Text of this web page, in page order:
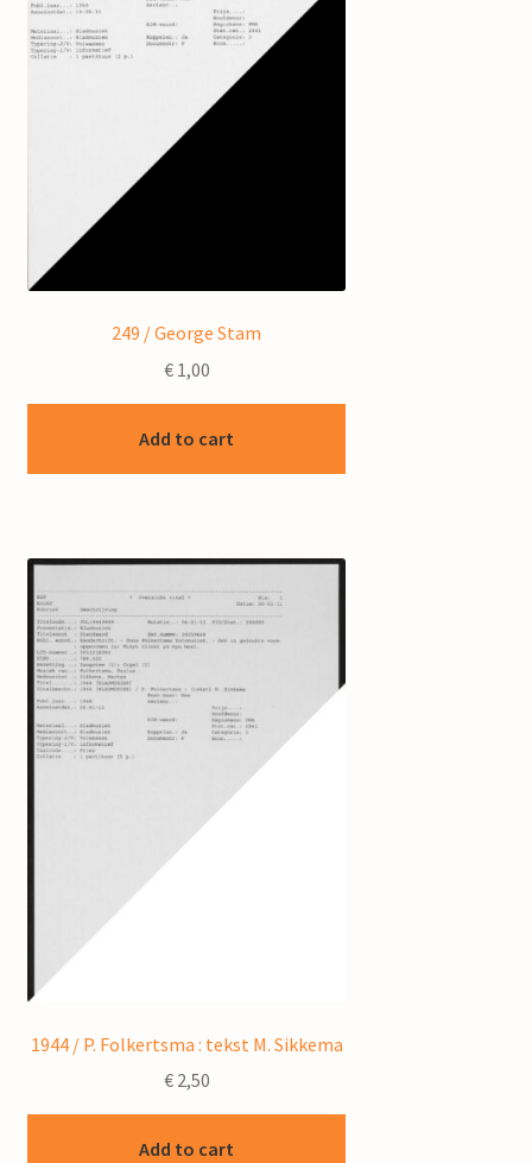
249 / George Stam
€1,00
Add to cart
1944 / P. Folkertsma : tekst M. Sikkema
€2,50
Add to cart